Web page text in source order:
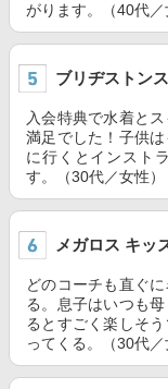
がります。（40代／
ブリヂストン
入会特典で水着と
満足でした！子供
に行くとインスト
す。（30代／女性）
メガロス キッ
どのコーチも直ぐ
る。息子はいつも
るとすごく楽しそ
ってくる。（30代／